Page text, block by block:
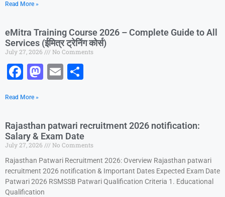
c
e
b
o
o
k
o
d
o
n
l
e
Read More »
eMitra Training Course 2026 – Complete Guide to All
Services (ईमित्र ट्रेनिंग कोर्स)
July 27, 2026 No Comments
F
c
e
b
o
o
k
M
o
d
o
n
E
l
e
Read More »
Rajasthan patwari recruitment 2026 notification:
Salary & Exam Date
July 27, 2026
No Comments
Rajasthan Patwari Recruitment 2026: Overview Rajasthan patwari
recruitment 2026 notification & Important Dates Expected Exam Date
Patwari 2026 RSMSSB Patwari Qualification Criteria 1. Educational
Qualification